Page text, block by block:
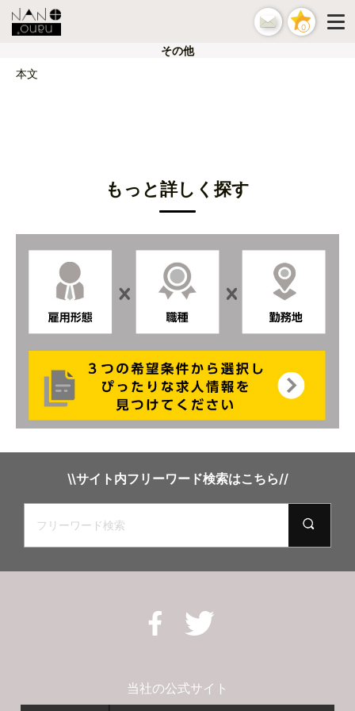
0
その他
本文
もっと詳しく探す
\\サイト内フリーワード検索はこちら//
当社の公式サイト